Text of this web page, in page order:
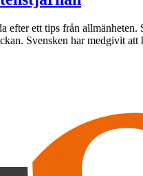
efter ett tips från
Svensken har medgivit